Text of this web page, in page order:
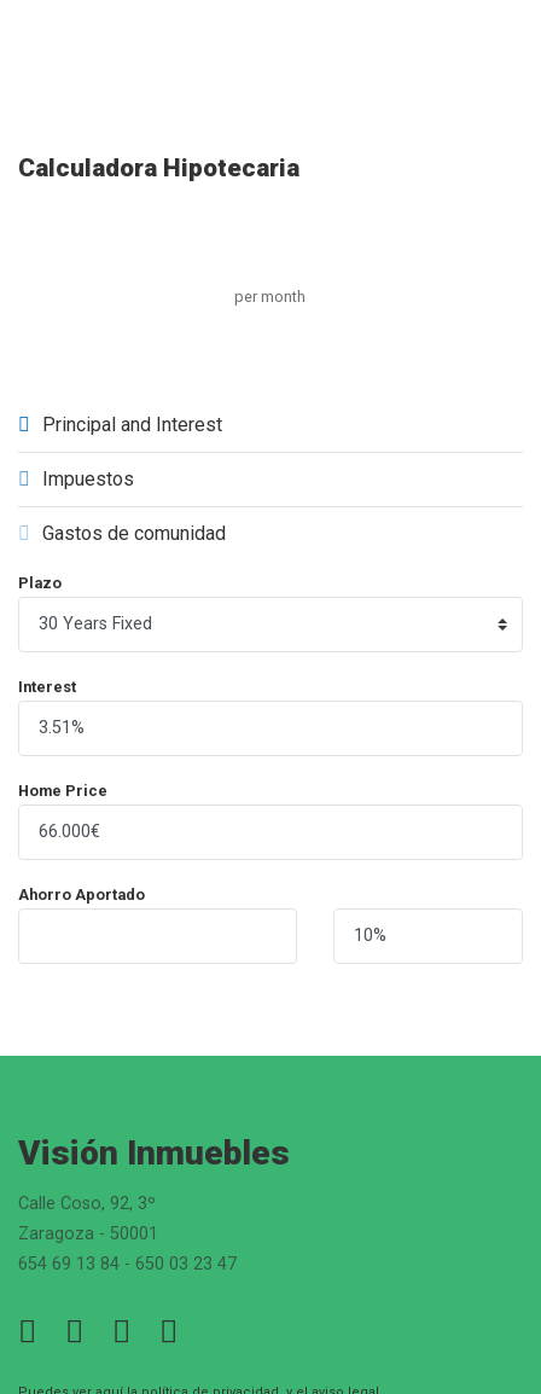
Calculadora Hipotecaria
per month
Principal and Interest
Impuestos
Gastos de comunidad
Plazo
Interest
Home Price
Ahorro Aportado
Visión Inmuebles
Calle Coso, 92, 3º
Zaragoza - 50001
654 69 13 84 - 650 03 23 47